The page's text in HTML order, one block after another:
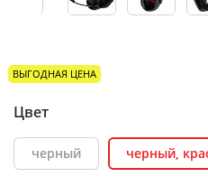
ВЫГОДНАЯ ЦЕНА
Цвет
черный черный,